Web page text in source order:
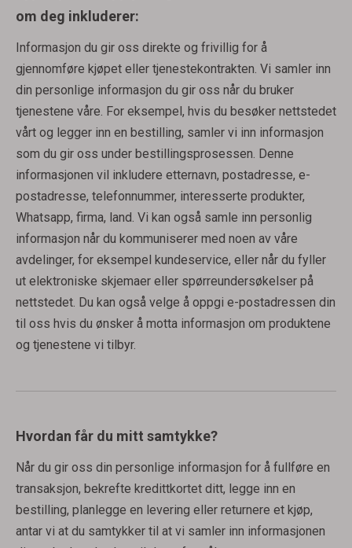
om deg inkluderer:
Informasjon du gir oss direkte og frivillig for å
gjennomføre kjøpet eller tjenestekontrakten. Vi samler inn
din personlige informasjon du gir oss når du bruker
tjenestene våre. For eksempel, hvis du besøker nettstedet
vårt og legger inn en bestilling, samler vi inn informasjon
som du gir oss under bestillingsprosessen. Denne
informasjonen vil inkludere etternavn, postadresse, e-
postadresse, telefonnummer, interesserte produkter,
Whatsapp, firma, land. Vi kan også samle inn personlig
informasjon når du kommuniserer med noen av våre
avdelinger, for eksempel kundeservice, eller når du fyller
ut elektroniske skjemaer eller spørreundersøkelser på
nettstedet. Du kan også velge å oppgi e-postadressen din
til oss hvis du ønsker å motta informasjon om produktene
og tjenestene vi tilbyr.
Hvordan får du mitt samtykke?
Når du gir oss din personlige informasjon for å fullføre en
transaksjon, bekrefte kredittkortet ditt, legge inn en
bestilling, planlegge en levering eller returnere et kjøp,
antar vi at du samtykker til at vi samler inn informasjonen